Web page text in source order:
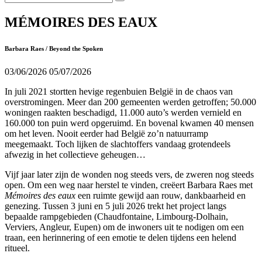
MÉMOIRES DES EAUX
Barbara Raes / Beyond the Spoken
03/06/2026 05/07/2026
In juli 2021 stortten hevige regenbuien België in de chaos van
overstromingen. Meer dan 200 gemeenten werden getroffen; 50.000
woningen raakten beschadigd, 11.000 auto’s werden vernield en
160.000 ton puin werd opgeruimd. En bovenal kwamen 40 mensen
om het leven. Nooit eerder had België zo’n natuurramp
meegemaakt. Toch lijken de slachtoffers vandaag grotendeels
afwezig in het collectieve geheugen…
Vijf jaar later zijn de wonden nog steeds vers, de zweren nog steeds
open. Om een weg naar herstel te vinden, creëert Barbara Raes met
Mémoires des eaux een ruimte gewijd aan rouw, dankbaarheid en
genezing. Tussen 3 juni en 5 juli 2026 trekt het project langs
bepaalde rampgebieden (Chaudfontaine, Limbourg-Dolhain,
Verviers, Angleur, Eupen) om de inwoners uit te nodigen om een
traan, een herinnering of een emotie te delen tijdens een helend
ritueel.